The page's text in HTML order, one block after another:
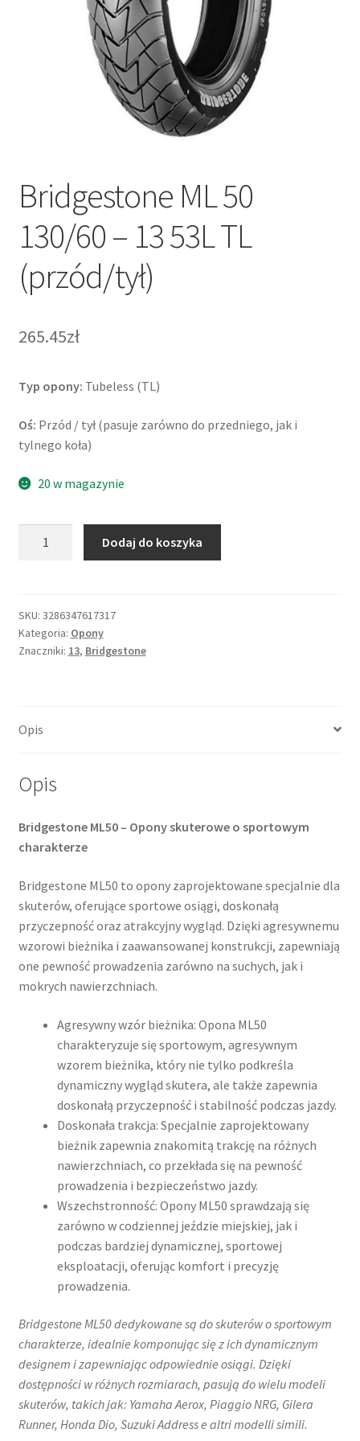
Bridgestone ML 50
130/60 – 13 53L TL
(przód/tył)
265.45zł
Typ opony: Tubeless (TL)
Oś: Przód / tył (pasuje zarówno do przedniego, jak i
tylnego koła)
20 w magazynie
130/60
-
13
Dodaj do koszyka
SKU: 3286347617317
Kategoria: Opony
Znaczniki: 13, Bridgestone
Opis
Opis
Bridgestone ML50 – Opony skuterowe o sportowym
charakterze
Bridgestone ML50 to opony zaprojektowane specjalnie dla
skuterów, oferujące sportowe osiągi, doskonałą
przyczepność oraz atrakcyjny wygląd. Dzięki agresywnemu
wzorowi bieżnika i zaawansowanej konstrukcji, zapewniają
one pewność prowadzenia zarówno na suchych, jak i
mokrych nawierzchniach.​
Agresywny wzór bieżnika: Opona ML50
charakteryzuje się sportowym, agresywnym
wzorem bieżnika, który nie tylko podkreśla
dynamiczny wygląd skutera, ale także zapewnia
doskonałą przyczepność i stabilność podczas jazdy.​
Doskonała trakcja: Specjalnie zaprojektowany
bieżnik zapewnia znakomitą trakcję na różnych
nawierzchniach, co przekłada się na pewność
prowadzenia i bezpieczeństwo jazdy.​
Wszechstronność: Opony ML50 sprawdzają się
zarówno w codziennej jeździe miejskiej, jak i
podczas bardziej dynamicznej, sportowej
eksploatacji, oferując komfort i precyzję
prowadzenia.​
Bridgestone ML50 dedykowane są do skuterów o sportowym
charakterze, idealnie komponując się z ich dynamicznym
designem i zapewniając odpowiednie osiągi. Dzięki
dostępności w różnych rozmiarach, pasują do wielu modeli
skuterów, takich jak:​ Yamaha Aerox, Piaggio NRG, Gilera
Runner, Honda Dio, Suzuki Address e altri modelli simili.